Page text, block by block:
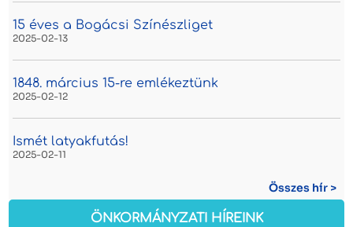
15 éves a Bogácsi Színészliget
2025-02-13
1848. március 15-re emlékeztünk
2025-02-12
Ismét latyakfutás!
2025-02-11
Összes hír >
ÖNKORMÁNYZATI HÍREINK